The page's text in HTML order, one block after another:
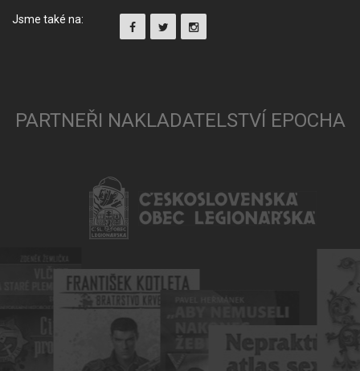
Jsme také na:
PARTNEŘI NAKLADATELSTVÍ EPOCHA